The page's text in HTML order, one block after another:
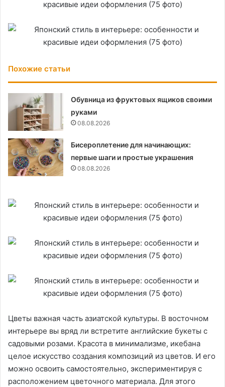
Похожие статьи
Обувница из фруктовых ящиков своими
руками
08.08.2026
Бисероплетение для начинающих:
первые шаги и простые украшения
08.08.2026
Цветы важная часть азиатской культуры. В восточном
интерьере вы вряд ли встретите английские букеты с
садовыми розами. Красота в минимализме, икебана
целое искусство создания композиций из цветов. И его
можно освоить самостоятельно, экспериментируя с
расположением цветочного материала. Для этого